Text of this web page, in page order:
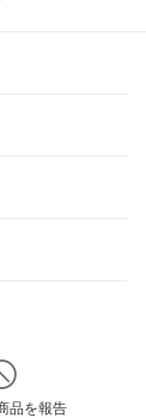
品を報告